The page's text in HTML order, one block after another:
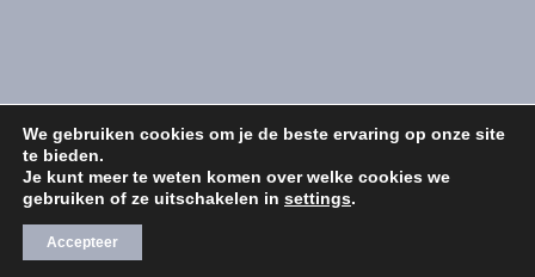
We gebruiken cookies om je de beste ervaring op onze site
te bieden.
Je kunt meer te weten komen over welke cookies we
gebruiken of ze uitschakelen in settings.
Accepteer